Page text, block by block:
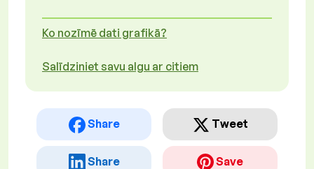
Ko nozīmē dati grafikā?
Salīdziniet savu algu ar citiem
Share Tweet
Share Save